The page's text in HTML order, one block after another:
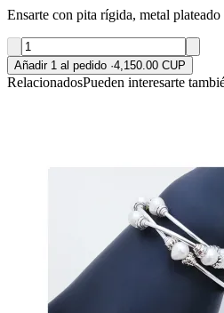
Ensarte con pita rígida, metal
Añadir 1 al pedido ·4,150.00 CUP
RelacionadosPueden interesarte